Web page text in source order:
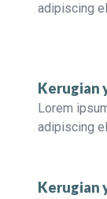
adipiscing
Kerugian
Lorem
adipiscing
Kerugian